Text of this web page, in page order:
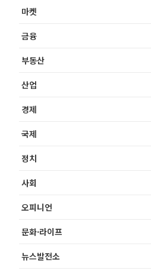
마켓
금융
부동산
산업
경제
국제
정치
사회
오피니언
문화·라이프
뉴스발전소